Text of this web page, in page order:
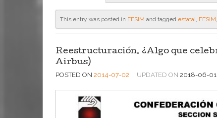
This entry was posted in FESIM and tagged estatal, FESIM,
Reestructuración. ¿Algo que
Airbus)
POSTED ON 2014-07-02 UPDATED ON 2018-06-01